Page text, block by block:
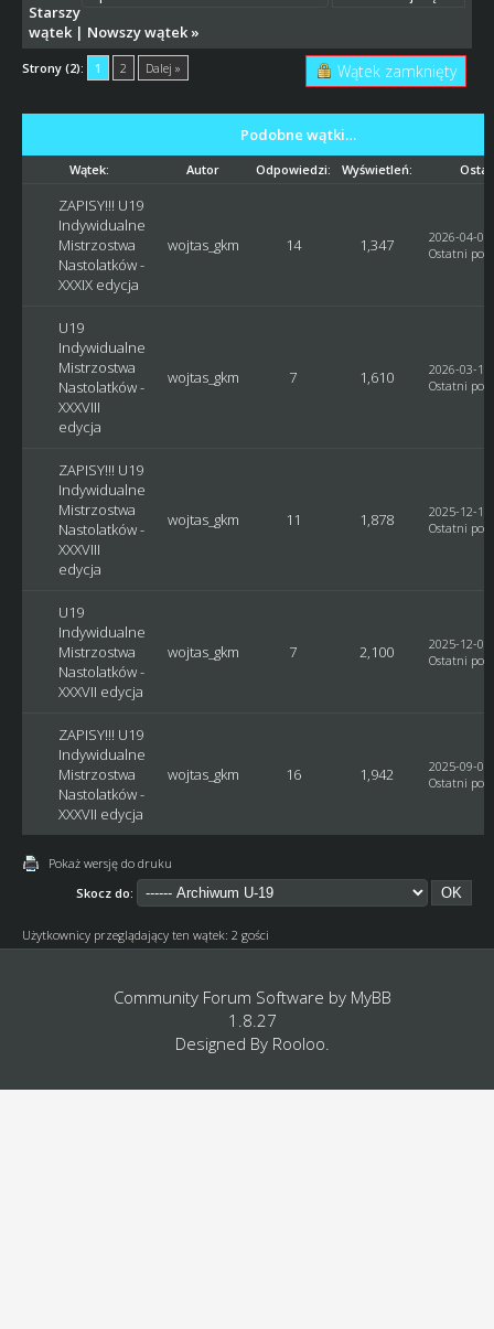
Starszy
wątek| Nowszy wątek»
Strony (2): 1 2 Dalej » Wątek zamknięty
Podobne wątki…
Wątek: Autor Odpowiedzi: Wyświetleń:
ZAPISY!!! U19
Indywidualne
Mistrzostwa
Nastolatków -
XXXIX edycja
wojtas_gkm 14 1,347
2026-04-
Ostatni post
U19
Indywidualne
Mistrzostwa
Nastolatków -
XXXVIII
edycja
wojtas_gkm 7 1,610
2026-03-
Ostatni post
ZAPISY!!! U19
Indywidualne
Mistrzostwa
Nastolatków -
XXXVIII
edycja
wojtas_gkm 11 1,878
2025-12-
Ostatni post
U19
Indywidualne
Mistrzostwa
Nastolatków -
XXXVII edycja
wojtas_gkm 7 2,100
2025-12-
Ostatni post
ZAPISY!!! U19
Indywidualne
Mistrzostwa
Nastolatków -
XXXVII edycja
wojtas_gkm 16 1,942
2025-09-
Ostatni post
Pokaż wersję do druku
Skocz do:
Użytkownicy przeglądający ten wątek: 2 gości
Community Forum Software by MyBB
1.8.27
Designed By Rooloo